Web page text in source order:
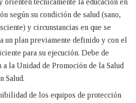
orienten técnicamente la educación en
según su condición de salud (sano,
y circunstancias en que se
un plan previamente definido y con el
para su ejecución. Debe de
la Unidad de Promoción de la Salud
Salud.
de los equipos de protección